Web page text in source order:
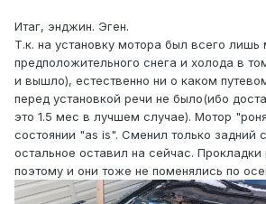
Итаг, энджин. Эген.
Т.к. на установку мотора был всего лишь
предположительного снега и холода в
и вышло), естественно ни о каком
перед установкой речи не было(ибо
это 1.5 мес в лучшем случае). Мотор
состоянии "as is". Сменил только задний
остальное оставил на сейчас. Прокладки
поэтому и они тоже не поменялись по